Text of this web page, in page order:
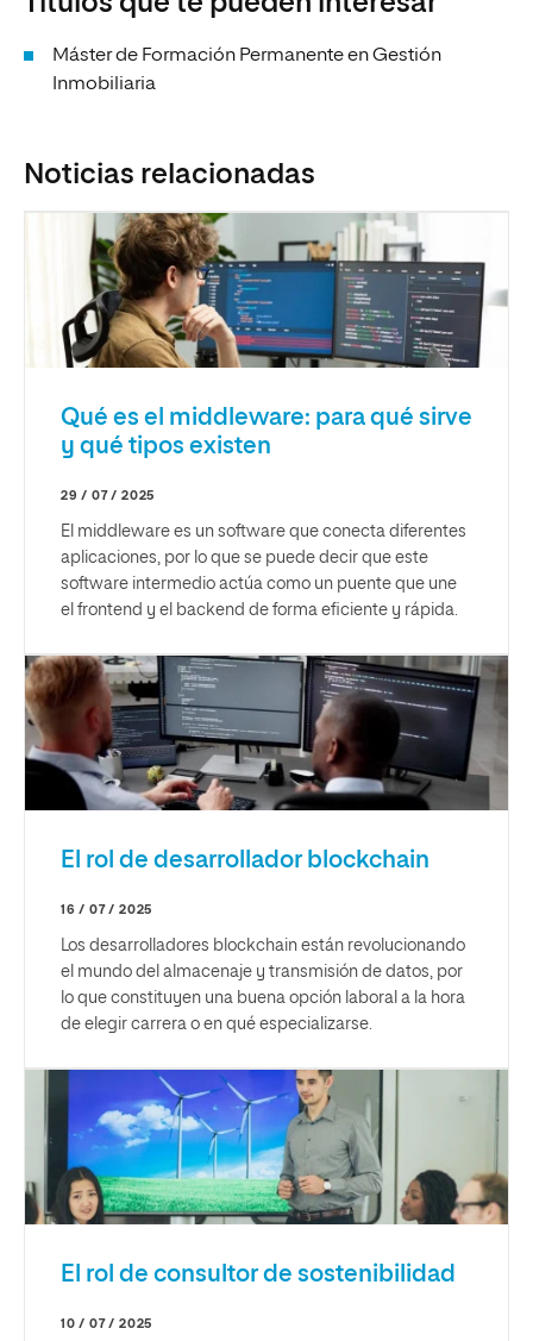
Máster de Formación Permanente en Gestión
Inmobiliaria
Noticias relacionadas
Qué es el middleware: para qué sirve
y qué tipos existen
29 / 07 / 2025
El middleware es un software que conecta diferentes
aplicaciones, por lo que se puede decir que este
software intermedio actúa como un puente que une
el frontend y el backend de forma eficiente y rápida.
El rol de desarrollador blockchain
16 / 07 / 2025
Los desarrolladores blockchain están revolucionando
el mundo del almacenaje y transmisión de datos, por
lo que constituyen una buena opción laboral a la hora
de elegir carrera o en qué especializarse.
El rol de consultor de sostenibilidad
10 / 07 / 2025